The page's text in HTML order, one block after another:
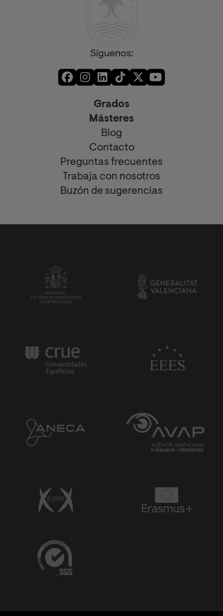
Síguenos:
Grados
Másteres
Blog
Contacto
Preguntas frecuentes
Trabaja con nosotros
Buzón de sugerencias